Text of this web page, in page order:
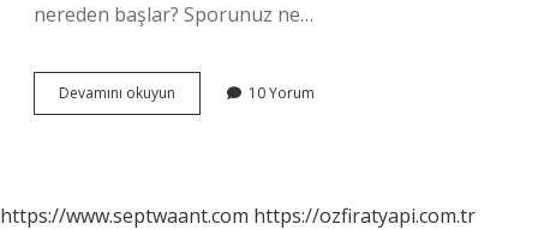
nereden başlar? Sporunuz ne…
Devamını okuyun
Kilo
10 Yorum
https://www.septwaant.com https://ozfiratyapi.com.tr